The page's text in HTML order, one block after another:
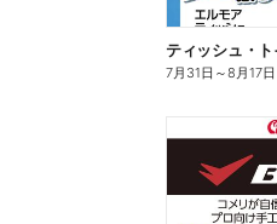
ティッシュ・
7月31日 ～8月17日